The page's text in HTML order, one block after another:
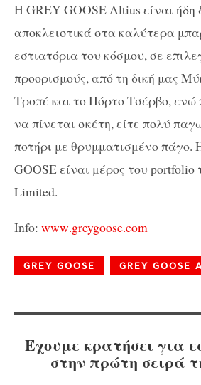
Η GREY GOOSE Altius είναι ήδη
αποκλειστικά στα καλύτερα
εστιατόρια του κόσμου, σε
προορισμούς, από τη δική μας
Τροπέ και το Πόρτο Τσέρβο, ενώ
να πίνεται σκέτη, είτε πολύ
ποτήρι με θρυμματισμένο πάγο.
GOOSE είναι μέρος του portfolio
Limited.
Info: www.greygoose.com
GREY GOOSE GREY GOOSE
Έχουμε κρατήσει για
στην πρώτη σειρά